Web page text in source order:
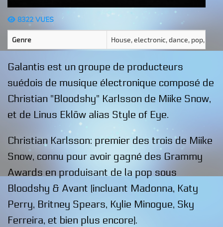
8322 VUES
Genre House, electronic, dance, pop,
Galantis est un groupe de producteurs
suédois de musique électronique composé de
Christian "Bloodshy" Karlsson de Miike Snow,
et de Linus Eklöw alias Style of Eye.
Christian Karlsson: premier des trois de Miike
Snow, connu pour avoir gagné des Grammy
Awards en produisant de la pop sous
Bloodshy & Avant (incluant Madonna, Katy
Perry, Britney Spears, Kylie Minogue, Sky
Ferreira, et bien plus encore).